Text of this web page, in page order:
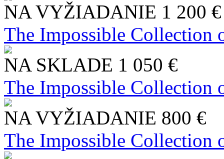
NA VYŽIADANIE 1 200 €
The Impossible Collection
NA SKLADE 1 050 €
The Impossible Collection
NA VYŽIADANIE 800 €
The Impossible Collection